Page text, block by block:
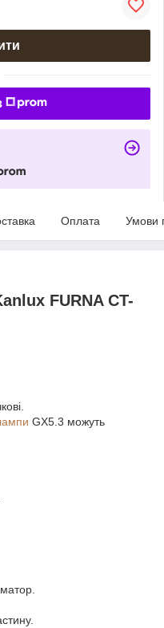
Оплата Умови
FURNA CT-
GX5.3 можуть